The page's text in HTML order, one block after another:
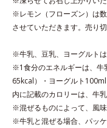
※レモン（フローズン）は
させていただきます。売り
※牛乳、豆乳、ヨーグルト
※1食分のエネルギーは、
65kcal）・ヨーグルト
内に記載のカロリーは、牛
※混ぜるものによって、風味
※牛乳と混ぜる場合、パッ